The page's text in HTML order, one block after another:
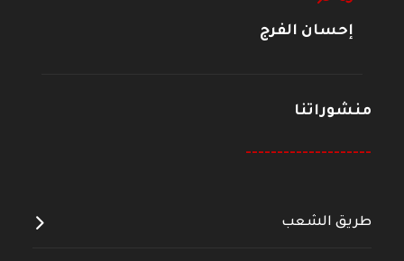
إحسان الفرج
منشوراتنا
--------------------
طريق الشعب